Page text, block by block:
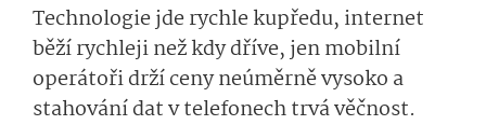
Technologie jde rychle kupředu, internet
běží rychleji než kdy dříve, jen mobilní
operátoři drží ceny neúměrně vysoko a
stahování dat v telefonech trvá věčnost.